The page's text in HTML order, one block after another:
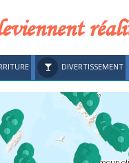
DIVERTISSEMENT